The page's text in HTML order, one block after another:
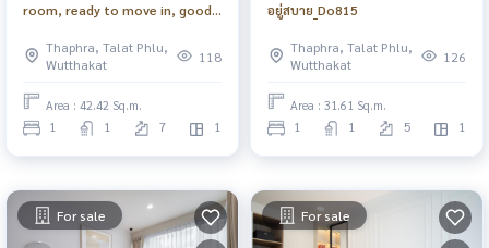
room, ready to move in, good
Thaphra, Talat Phlu,
Wutthakat
118
Area : 42.42 Sq.m.
1 1 7 1
อยู่สบาย_Do815
Thaphra, Talat Phlu,
Wutthakat
126
Area : 31.61 Sq.m.
1 1 5 1
For sale For sale